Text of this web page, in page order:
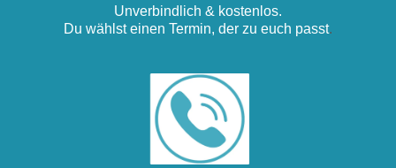
Unverbindlich & kostenlos.
Du wählst einen Termin, der zu euch passt.